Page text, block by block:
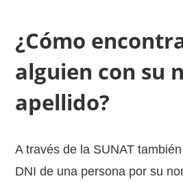
¿Cómo
alguien con su
apellido?
A través de la SUNAT
DNI de una persona por su